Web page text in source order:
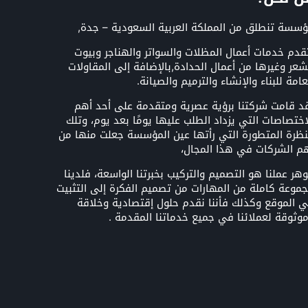
تنطلق من المملكة العربية السعودية – جدة,
خدمات أعمال المظلات والسواتر والهناجر وبيوت
وغيرها من أعمال الحدادة,بالإضافة إلى المقاولات
للبناء والإنشاء والترميم والصيانة.
قامت شركتنا برؤية عصرية ومتقدمة على أحد أهم
التي يزداد الطلب عليها يومًا بعد يوم، وتلك
المتطورة التي رأتها عين المؤسسة جعلت منها من
الشركات في هذا المجال،
عملنا هو التصميم والتركيب بخبرتنا الواسعة، فلدينا
كاملة من المهارات من تصميم الفكرة إلى التثبيت
الموقع وكذلك فأننا نقدم حلول إقتصادية وخلاقة
لعملائنا في جميع خدماتنا المقدمة .